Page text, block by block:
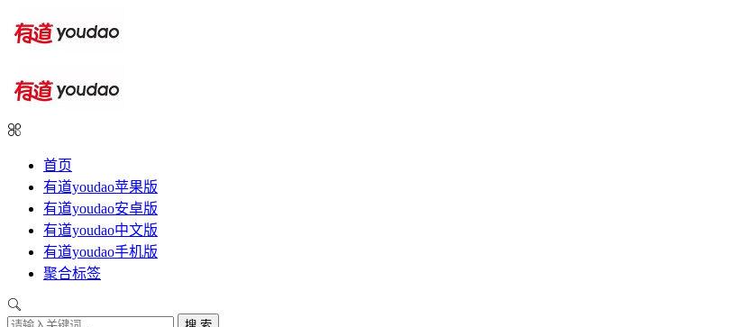
首页
有道youdao苹果版
有道youdao安卓版
有道youdao中文版
有道youdao手机版
聚合标签